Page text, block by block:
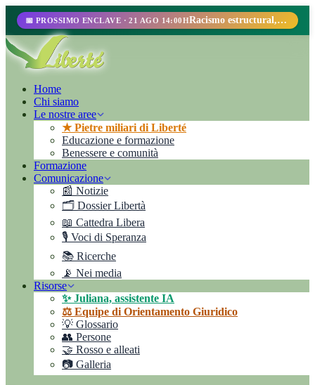
📅 PROSSIMO ENCLAVE · 21 AGO 14:00H Racismo estructural, perfilamiento racial y abolicionismo carcelario.
Home
Chi siamo
Le nostre aree
★ Pietre miliari di Liberté
Educazione e formazione
Benessere e comunità
Formazione
Comunicazione
📰 Notizie
🗂️ Dossier Libertà
📖 Cattedra Libera
🎙️ Voci di Speranza
📚 Ricerche
📡 Nei media
Risorse
✨ Juliana, assistente IA
⚖️ Equipe di Orientamento Giuridico
💡 Glossario
👥 Persone
🤝 Rosso e alleati
📷 Galleria